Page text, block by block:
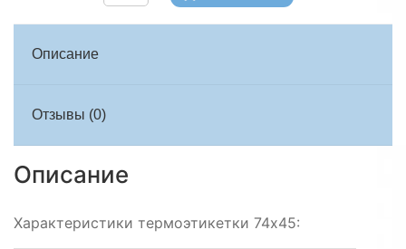
Описание
Отзывы (0)
Описание
Характеристики термоэтикетки 74х45: